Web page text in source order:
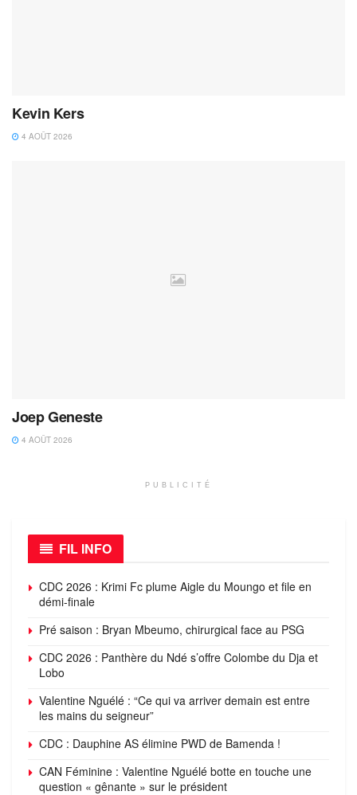
Kevin Kers
4 AOÛT 2026
Joep Geneste
4 AOÛT 2026
PUBLICITÉ
FIL INFO
CDC 2026 : Krimi Fc plume Aigle du Moungo et file en
démi-finale
Pré saison : Bryan Mbeumo, chirurgical face au PSG
CDC 2026 : Panthère du Ndé s’offre Colombe du Dja et
Lobo
Valentine Nguélé : “Ce qui va arriver demain est entre
les mains du seigneur”
CDC : Dauphine AS élimine PWD de Bamenda !
CAN Féminine : Valentine Nguélé botte en touche une
question « gênante » sur le président